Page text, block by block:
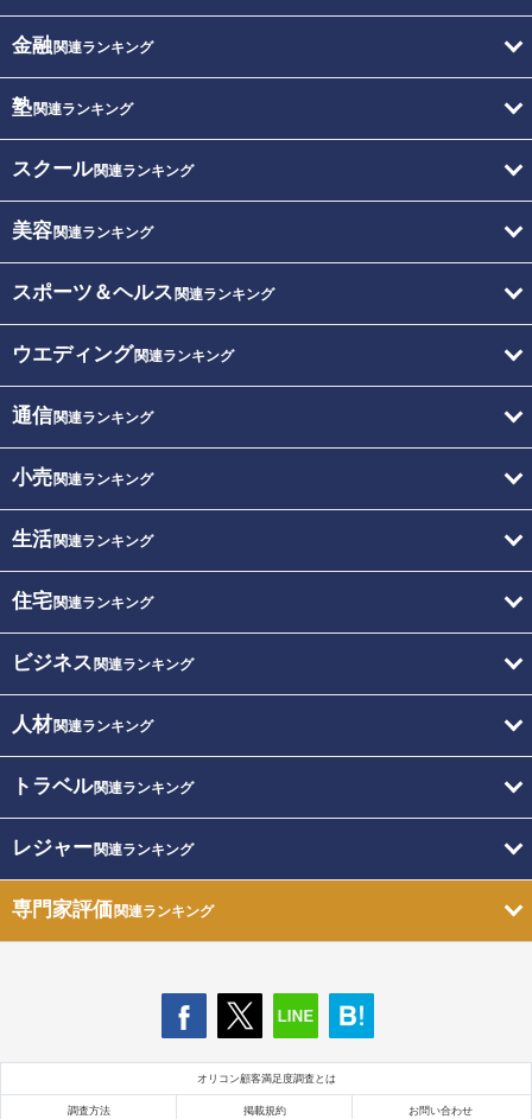
金融関連ランキング
塾関連ランキング
スクール関連ランキング
美容関連ランキング
スポーツ＆ヘルス 関連ランキング
ウエディング関連ランキング
通信関連ランキング
小売関連ランキング
生活関連ランキング
住宅関連ランキング
ビジネス 関連ランキング
人材関連ランキング
トラベル関連ランキング
レジャー関連ランキング
専門家評価関連ランキング
オリコン顧客満足度調査とは
調査方法 掲載規約 お問い合わせ